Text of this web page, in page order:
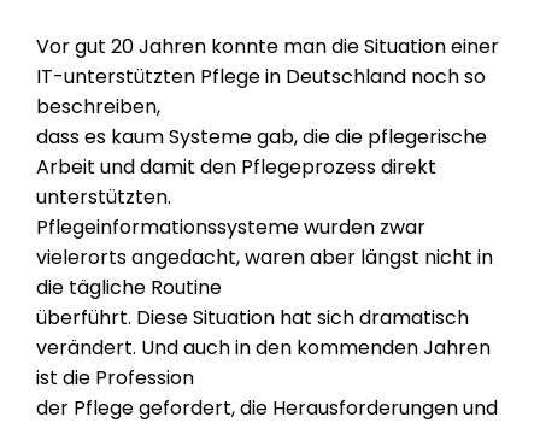
Vor gut 20 Jahren konnte man die Situation einer
IT-unterstützten Pflege in Deutschland noch so
beschreiben,
dass es kaum Systeme gab, die die pflegerische
Arbeit und damit den Pflegeprozess direkt
unterstützten.
Pflegeinformationssysteme wurden zwar
vielerorts angedacht, waren aber längst nicht in
die tägliche Routine
überführt. Diese Situation hat sich dramatisch
verändert. Und auch in den kommenden Jahren
ist die Profession
der Pflege gefordert, die Herausforderungen und